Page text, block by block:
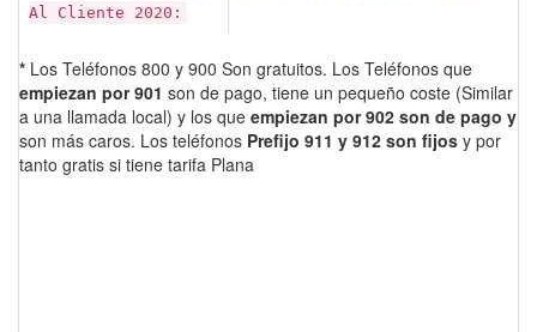
Al Cliente 2020:
* Los Teléfonos 800 y 900 Son gratuitos. Los Teléfonos que
empiezan por 901 son de pago, tiene un pequeño coste (Similar
a una llamada local) y los que empiezan por 902 son de pago y
son más caros. Los teléfonos Prefijo 911 y 912 son fijos y por
tanto gratis si tiene tarifa Plana